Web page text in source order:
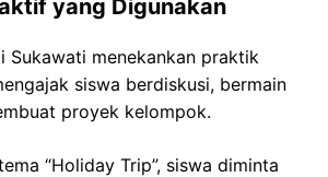
yang Digunakan
Sukawati menekankan praktik
siswa berdiskusi, bermain
proyek kelompok.
“Holiday Trip”, siswa diminta